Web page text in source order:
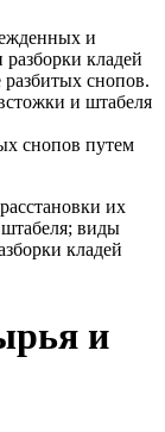
и
кладей
снопов.
и штабеля
снопов путем
их
виды
кладей
и